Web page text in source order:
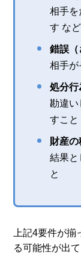
相手を
す など
錯誤（
相手が
処分行
勘違い
すこと
財産の
結果と
と
上記4要件が
る可能性が出て